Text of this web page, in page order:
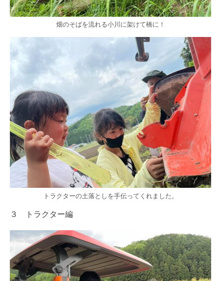
畑のそばを流れる小川に架けて橋に！
トラクターの土落としを手伝ってくれました。
３ トラクター編